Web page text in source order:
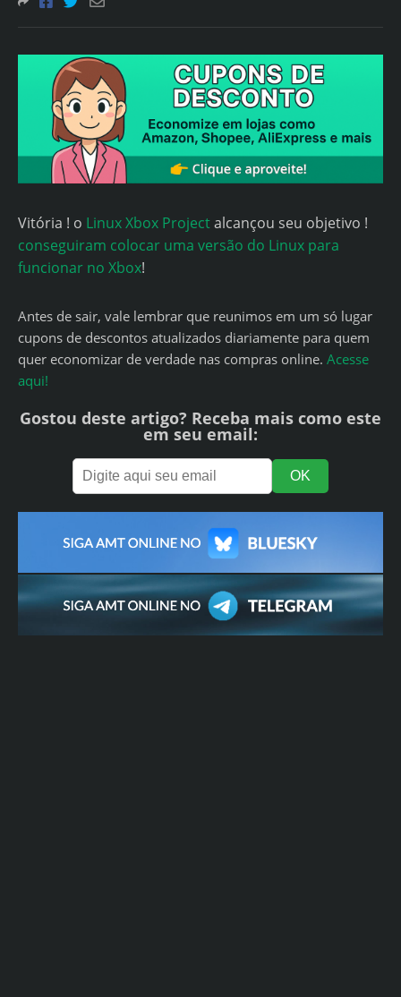
Vitória ! o Linux Xbox Projectalcançou seu objetivo !
conseguiram colocar uma versão do Linux para
funcionar no Xbox!
Antes de sair, vale lembrar que reunimos em um só lugar
cupons de descontos atualizados diariamente para quem
quer economizar de verdade nas compras online. Acesse
aqui!
Gostou deste artigo? Receba mais como este
em seu email: